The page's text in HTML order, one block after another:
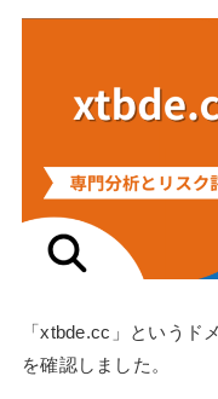
「xtbde.cc」というド
を確認しました。